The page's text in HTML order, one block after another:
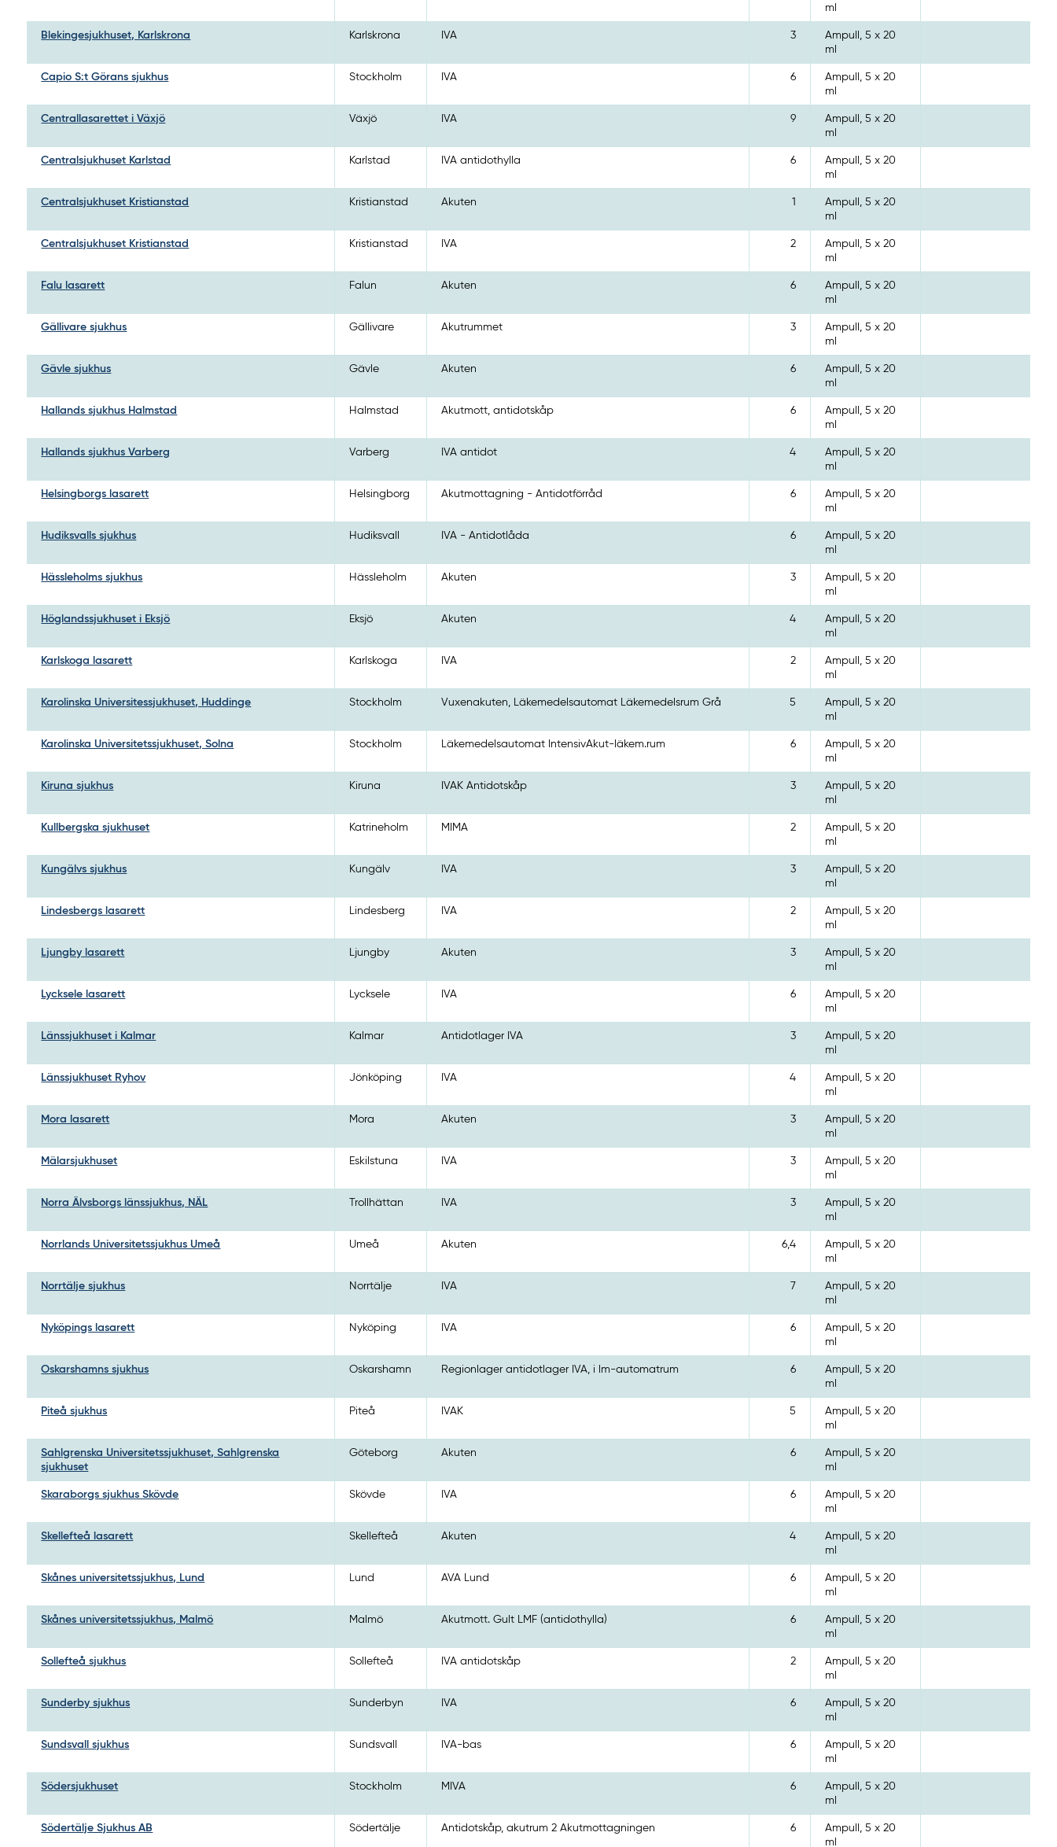
ml
Blekingesjukhuset, Karlskrona Karlskrona IVA 3
Ampull, 5 x 20
ml
Capio S:t Görans sjukhus Stockholm IVA 6
Ampull, 5 x 20
ml
Centrallasarettet i Växjö Växjö IVA 9
Ampull, 5 x 20
ml
Centralsjukhuset Karlstad Karlstad IVA antidothylla 6
Ampull, 5 x 20
ml
Centralsjukhuset Kristianstad Kristianstad Akuten 1
Ampull, 5 x 20
ml
Centralsjukhuset Kristianstad Kristianstad IVA 2
Ampull, 5 x 20
ml
Falu lasarett Falun Akuten 6
Ampull, 5 x 20
ml
Gällivare sjukhus Gällivare Akutrummet 3
Ampull, 5 x 20
ml
Gävle sjukhus Gävle Akuten 6
Ampull, 5 x 20
ml
Hallands sjukhus Halmstad Halmstad Akutmott, antidotskåp 6
Ampull, 5 x 20
ml
Hallands sjukhus Varberg Varberg IVA antidot 4
Ampull, 5 x 20
ml
Helsingborgs lasarett Helsingborg Akutmottagning - Antidotförråd 6
Ampull, 5 x 20
ml
Hudiksvalls sjukhus Hudiksvall IVA - Antidotlåda 6
Ampull, 5 x 20
ml
Hässleholms sjukhus Hässleholm Akuten 3
Ampull, 5 x 20
ml
Höglandssjukhuset i Eksjö Eksjö Akuten 4
Ampull, 5 x 20
ml
Karlskoga lasarett Karlskoga IVA 2
Ampull, 5 x 20
ml
Karolinska Universitessjukhuset, Huddinge Stockholm Vuxenakuten, Läkemedelsautomat Läkemedelsrum Grå 5
Ampull, 5 x 20
ml
Karolinska Universitetssjukhuset, Solna Stockholm Läkemedelsautomat IntensivAkut-läkem.rum 6
Ampull, 5 x 20
ml
Kiruna sjukhus Kiruna IVAK Antidotskåp 3
Ampull, 5 x 20
ml
Kullbergska sjukhuset Katrineholm MIMA 2
Ampull, 5 x 20
ml
Kungälvs sjukhus Kungälv IVA 3
Ampull, 5 x 20
ml
Lindesbergs lasarett Lindesberg IVA 2
Ampull, 5 x 20
ml
Ljungby lasarett Ljungby Akuten 3
Ampull, 5 x 20
ml
Lycksele lasarett Lycksele IVA 6
Ampull, 5 x 20
ml
Länssjukhuset i Kalmar Kalmar Antidotlager IVA 3
Ampull, 5 x 20
ml
Länssjukhuset Ryhov Jönköping IVA 4
Ampull, 5 x 20
ml
Mora lasarett Mora Akuten 3
Ampull, 5 x 20
ml
Mälarsjukhuset Eskilstuna IVA 3
Ampull, 5 x 20
ml
Norra Älvsborgs länssjukhus, NÄL Trollhättan IVA 3
Ampull, 5 x 20
ml
Norrlands Universitetssjukhus Umeå Umeå Akuten 6,4
Ampull, 5 x 20
ml
Norrtälje sjukhus Norrtälje IVA 7
Ampull, 5 x 20
ml
Nyköpings lasarett Nyköping IVA 6
Ampull, 5 x 20
ml
Oskarshamns sjukhus Oskarshamn Regionlager antidotlager IVA, i lm-automatrum 6
Ampull, 5 x 20
ml
Piteå sjukhus Piteå IVAK 5
Ampull, 5 x 20
ml
Sahlgrenska Universitetssjukhuset, Sahlgrenska
sjukhuset
Göteborg Akuten 6
Ampull, 5 x 20
ml
Skaraborgs sjukhus Skövde Skövde IVA 6
Ampull, 5 x 20
ml
Skellefteå lasarett Skellefteå Akuten 4
Ampull, 5 x 20
ml
Skånes universitetssjukhus, Lund Lund AVA Lund 6
Ampull, 5 x 20
ml
Skånes universitetssjukhus, Malmö Malmö Akutmott. Gult LMF (antidothylla) 6
Ampull, 5 x 20
ml
Sollefteå sjukhus Sollefteå IVA antidotskåp 2
Ampull, 5 x 20
ml
Sunderby sjukhus Sunderbyn IVA 6
Ampull, 5 x 20
ml
Sundsvall sjukhus Sundsvall IVA-bas 6
Ampull, 5 x 20
ml
Södersjukhuset Stockholm MIVA 6
Ampull, 5 x 20
ml
Södertälje Sjukhus AB Södertälje Antidotskåp, akutrum 2 Akutmottagningen 6
Ampull, 5 x 20
ml